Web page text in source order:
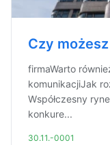
Czy
firmaWarto
komunikacjiJak
Współczesny
konkure...
30.11.-0001